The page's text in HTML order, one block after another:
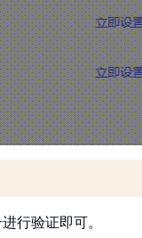
行验证即可。